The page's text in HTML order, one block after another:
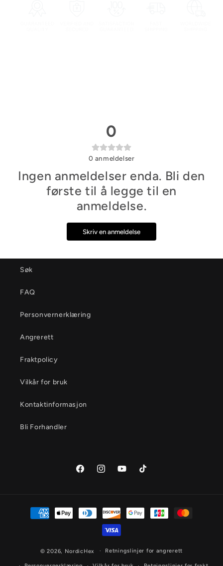
0
0 anmeldelser
Ingen anmeldelser enda. Bli den
første til å legge til en
anmeldelse.
Skriv en anmeldelse
Søk
FAQ
Personvernerklæring
Angrerett
Fraktpolicy
Vilkår for bruk
Kontaktinformasjon
Bli Forhandler
FacebookInstagramYouTubeTikTok
Betalingsmåter
© 2026, NordicHex Retningslinjer for angrerett